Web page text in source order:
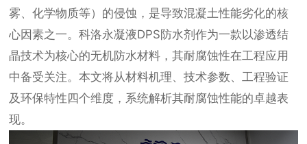
雾、化学物质等）的侵蚀，是导致混凝土性能劣化的核
心因素之一。科洛永凝液DPS防水剂作为一款以渗透结
晶技术为核心的无机防水材料，其耐腐蚀性在工程应用
中备受关注。本文将从材料机理、技术参数、工程验证
及环保特性四个维度，系统解析其耐腐蚀性能的卓越表
现。